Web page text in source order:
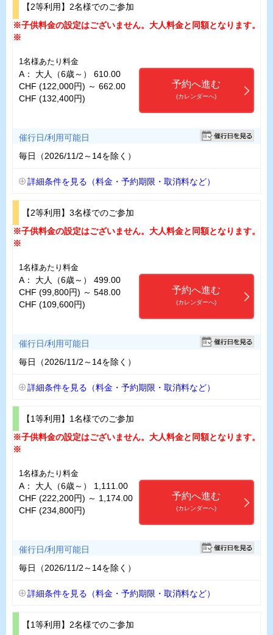
【2等利用】2名様でのご参加
※子供料金の設定はございません。大人料金と同額となります。
※
1名様あたり料金
A： 大人（6歳～） 610.00
CHF (122,000円) ～ 662.00
CHF (132,400円)
予約へ進む
(カレンダーへ)
催行日/利用可能日
毎日（2026/11/2～14を除く）
詳細条件を見る（料金・予約期限・取消料など）
【2等利用】3名様でのご参加
※子供料金の設定はございません。大人料金と同額となります。
※
1名様あたり料金
A： 大人（6歳～） 499.00
CHF (99,800円) ～ 548.00
CHF (109,600円)
予約へ進む
(カレンダーへ)
催行日/利用可能日
毎日（2026/11/2～14を除く）
詳細条件を見る（料金・予約期限・取消料など）
【1等利用】1名様でのご参加
※子供料金の設定はございません。大人料金と同額となります。
※
1名様あたり料金
A： 大人（6歳～） 1,111.00
CHF (222,200円) ～ 1,174.00
CHF (234,800円)
予約へ進む
(カレンダーへ)
催行日/利用可能日
毎日（2026/11/2～14を除く）
詳細条件を見る（料金・予約期限・取消料など）
【1等利用】2名様でのご参加